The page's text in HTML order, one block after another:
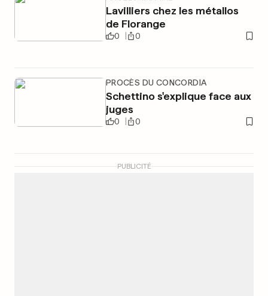
Lavilliers chez les métallos
de Florange
0 0
PROCÈS DU CONCORDIA
Schettino s'explique face aux
juges
0 0
PUBLICITÉ